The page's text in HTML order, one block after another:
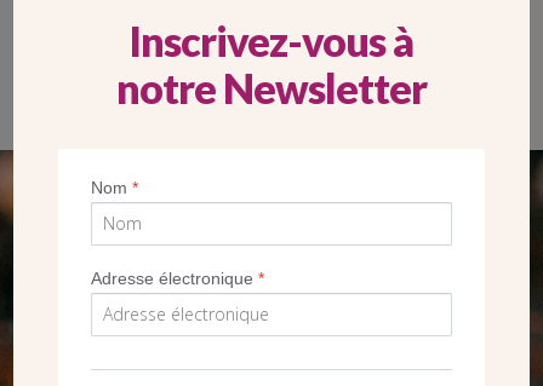
SEUL VOTRE DON
NOUS PERMET D’AGIR
FAIRE UN DON
Inscrivez-vous à
notre Newsletter
Nom*
Adresse électronique*